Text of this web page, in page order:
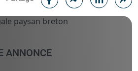
Linked
ANNONCE